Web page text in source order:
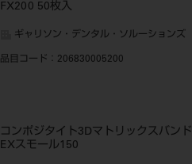
FX200 50枚入
ギャリソン・デンタル・ソルーションズ
品目コード ：206830005200
コンポジタイト3Dマトリックスバンド
EXスモール150